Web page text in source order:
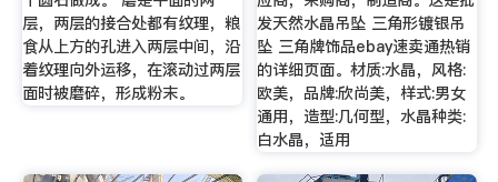
层，两层的接合处都有纹理，粮
食从上方的孔进入两层中间，沿
着纹理向外运移，在滚动过两层
面时被磨碎，形成粉末。
发天然水晶吊坠 三角形镀银吊
坠 三角牌饰品ebay速卖通热销
的详细页面。材质:水晶，风格:
欧美，品牌:欣尚美，样式:男女
通用，造型:几何型，水晶种类:
白水晶，适用